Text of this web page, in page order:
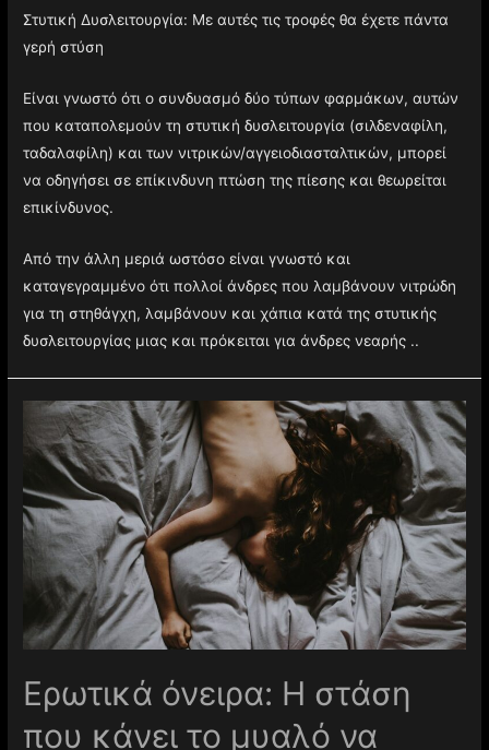
Στυτική Δυσλειτουργία: Με αυτές τις τροφές θα έχετε πάντα
γερή στύση
Είναι γνωστό ότι ο συνδυασμό δύο τύπων φαρμάκων, αυτών
που καταπολεμούν τη στυτική δυσλειτουργία (σιλδεναφίλη,
ταδαλαφίλη) και των νιτρικών/αγγειοδιασταλτικών, μπορεί
να οδηγήσει σε επίκινδυνη πτώση της πίεσης και θεωρείται
επικίνδυνος.
Από την άλλη μεριά ωστόσο είναι γνωστό και
καταγεγραμμένο ότι πολλοί άνδρες που λαμβάνουν νιτρώδη
για τη στηθάγχη, λαμβάνουν και χάπια κατά της στυτικής
δυσλειτουργίας μιας και πρόκειται για άνδρες νεαρής ..
Ερωτικά όνειρα: Η στάση
που κάνει το μυαλό να